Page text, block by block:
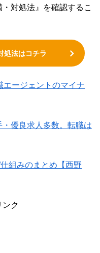
対処法』を確認するこ
処法はコチラ
ージェントのマイナ
優良求人多数。転職は
組みのまとめ【西野
ク